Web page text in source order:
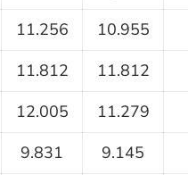
11.256
10.955
11.812
11.812
12.005
11.279
9.831 9.145